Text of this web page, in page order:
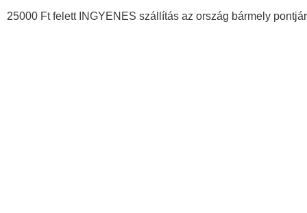
25000 Ft felett INGYENES szállítás az ország bármely